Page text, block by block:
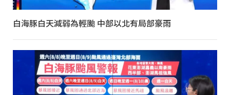
白海豚白天減弱為輕颱 中部以北有局部豪雨